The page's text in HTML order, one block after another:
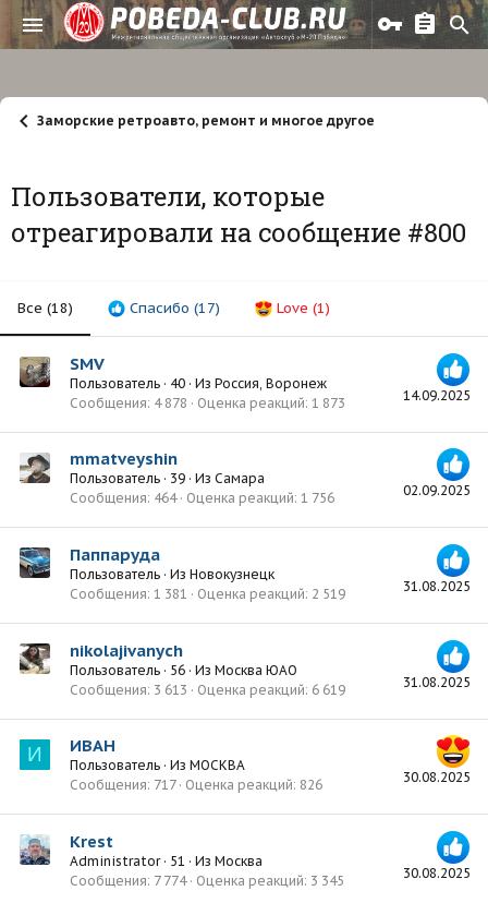
Заморские ретроавто, ремонт и многое другое
Пользователи, которые
отреагировали на сообщение #800
Все (18) Спасибо (17) Love (1)
14.09.2025
SMV
Пользователь · 40 · Из Россия, Воронеж
Сообщения 4 878 Оценка реакций 1 873
02.09.2025
mmatveyshin
Пользователь · 39 · Из Самара
Сообщения 464 Оценка реакций 1 756
31.08.2025
Паппаруда
Пользователь · Из Новокузнецк
Сообщения 1 381 Оценка реакций 2 519
31.08.2025
nikolajivanych
Пользователь · 56 · Из Москва ЮАО
Сообщения 3 613 Оценка реакций 6 619
И
30.08.2025
ИВАН
Пользователь · Из МОСКВА
Сообщения 717 Оценка реакций 826
30.08.2025
Krest
Administrator · 51 · Из Москва
Сообщения 7 774 Оценка реакций 3 345